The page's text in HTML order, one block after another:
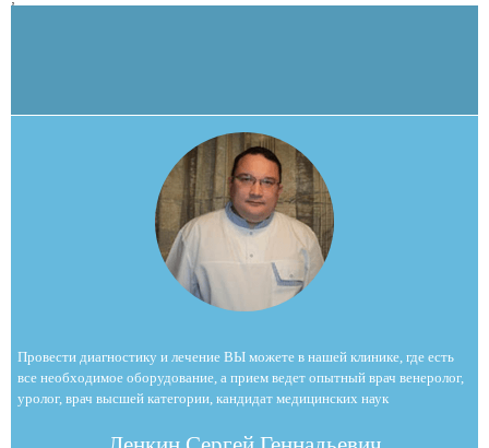
Провести диагностику и лечение ВЫ можете в нашей клинике, где есть
все необходимое оборудование, а прием ведет опытный врач венеролог,
уролог, врач высшей категории, кандидат медицинских наук